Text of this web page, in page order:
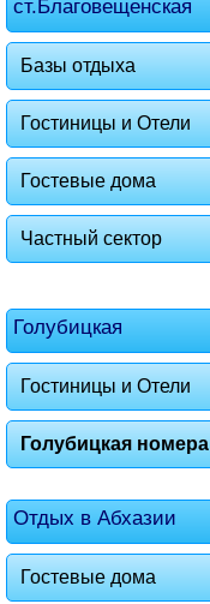
ст.Благовещенская
Базы отдыха
Гостиницы и Отели
Гостевые дома
Частный сектор
Голубицкая
Гостиницы и Отели
Голубицкая номера
Отдых в Абхазии
Гостевые дома